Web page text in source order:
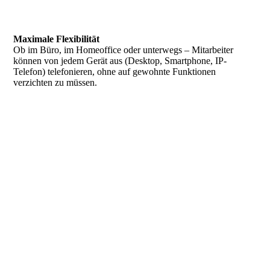
Maximale Flexibilität
Ob im Büro, im Homeoffice oder unterwegs – Mitarbeiter
können von jedem Gerät aus (Desktop, Smartphone, IP-
Telefon) telefonieren, ohne auf gewohnte Funktionen
verzichten zu müssen.